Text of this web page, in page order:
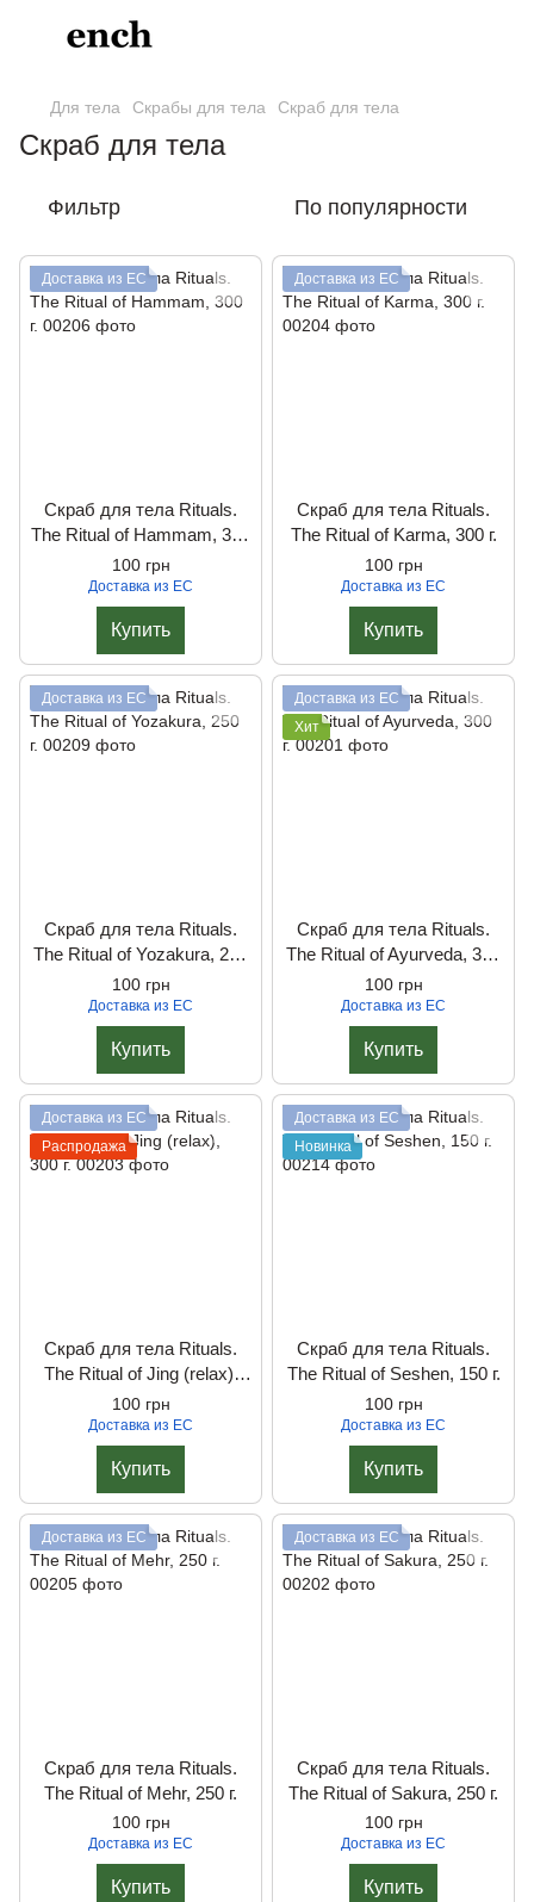
Для тела Скрабы для тела Скраб для тела
Скраб для тела
Фильтр По популярности
Доставка из ЕС
Скраб для тела Rituals.
The Ritual of Hammam, 300
г.
100 грн
Доставка из ЕС
Купить
Доставка из ЕС
Скраб для тела Rituals.
The Ritual of Karma, 300 г.
100 грн
Доставка из ЕС
Купить
Доставка из ЕС
Скраб для тела Rituals.
The Ritual of Yozakura, 250
г.
100 грн
Доставка из ЕС
Купить
Доставка из ЕС
Хит
Скраб для тела Rituals.
The Ritual of Ayurveda, 300
г.
100 грн
Доставка из ЕС
Купить
Доставка из ЕС
Распродажа
Скраб для тела Rituals.
The Ritual of Jing (relax),
300 г.
100 грн
Доставка из ЕС
Купить
Доставка из ЕС
Новинка
Скраб для тела Rituals.
The Ritual of Seshen, 150 г.
100 грн
Доставка из ЕС
Купить
Доставка из ЕС
Скраб для тела Rituals.
The Ritual of Mehr, 250 г.
100 грн
Доставка из ЕС
Купить
Доставка из ЕС
Скраб для тела Rituals.
The Ritual of Sakura, 250 г.
100 грн
Доставка из ЕС
Купить